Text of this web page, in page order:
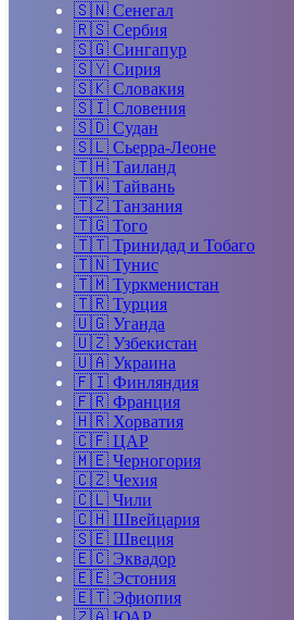
🇸🇳 Сенегал
🇷🇸 Сербия
🇸🇬 Сингапур
🇸🇾 Сирия
🇸🇰 Словакия
🇸🇮 Словения
🇸🇩 Судан
🇸🇱 Сьерра-Леоне
🇹🇭 Таиланд
🇹🇼 Тайвань
🇹🇿 Танзания
🇹🇬 Того
🇹🇹 Тринидад и Тобаго
🇹🇳 Тунис
🇹🇲 Туркменистан
🇹🇷 Турция
🇺🇬 Уганда
🇺🇿 Узбекистан
🇺🇦 Украина
🇫🇮 Финляндия
🇫🇷 Франция
🇭🇷 Хорватия
🇨🇫 ЦАР
🇲🇪 Черногория
🇨🇿 Чехия
🇨🇱 Чили
🇨🇭 Швейцария
🇸🇪 Швеция
🇪🇨 Эквадор
🇪🇪 Эстония
🇪🇹 Эфиопия